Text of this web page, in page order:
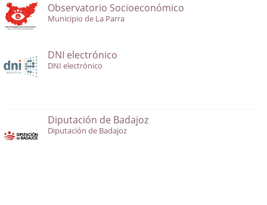
Observatorio Socioeconómico
Municipio de La Parra
DNI electrónico
DNI electrónico
Diputación de Badajoz
Diputación de Badajoz